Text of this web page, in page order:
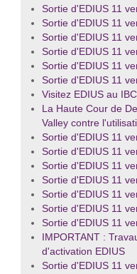
Sortie d'EDIUS 11
Sortie d'EDIUS 11
Sortie d'EDIUS 11
Sortie d'EDIUS 11
Sortie d'EDIUS 11
Sortie d'EDIUS 11
Visitez EDIUS au
La Haute Cour de
Valley contre
Sortie d'EDIUS 11
Sortie d'EDIUS 11
Sortie d'EDIUS 11
Sortie d'EDIUS 11
Sortie d'EDIUS 11
Sortie d'EDIUS 11
Sortie d'EDIUS 11
IMPORTANT :
d'activation EDIUS
Sortie d'EDIUS 11